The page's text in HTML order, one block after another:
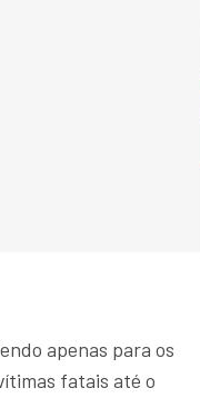
apenas para os
fatais até o